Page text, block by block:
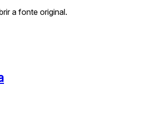
a fonte original.